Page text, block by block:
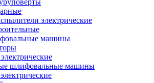
электрические
машины
шлифовальные машины